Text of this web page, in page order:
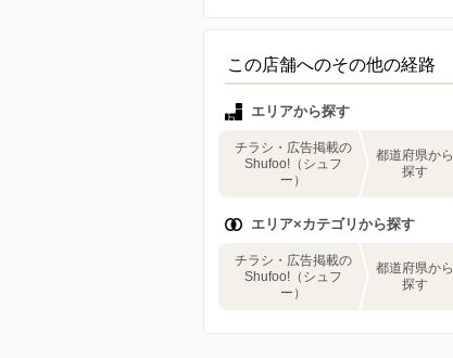
この店舗へのその他の経路
エリアから探す
チラシ・広告掲載の
Shufoo!（シュフ
ー）
都道府県から
探す
エリア×カテゴリから探す
チラシ・広告掲載の
Shufoo!（シュフ
ー）
都道府県から
探す